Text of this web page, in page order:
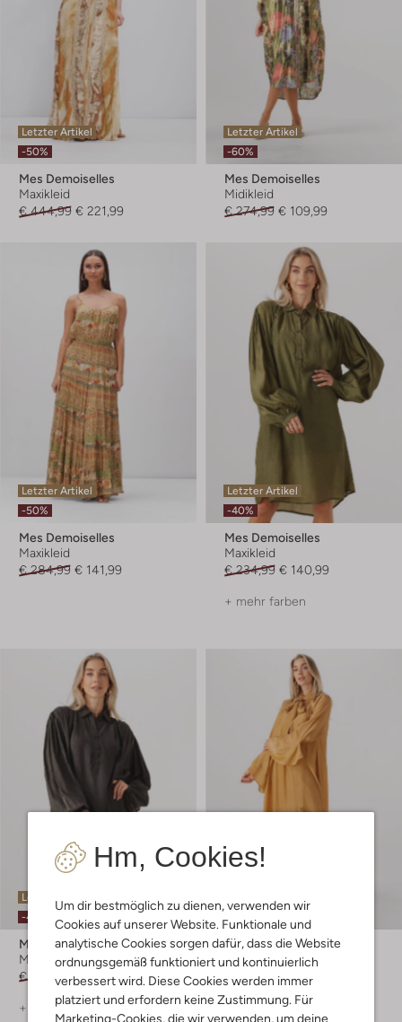
Hm, Cookies!
Um dir bestmöglich zu dienen, verwenden wir
Cookies auf unserer Website. Funktionale und
analytische Cookies sorgen dafür, dass die Website
ordnungsgemäß funktioniert und kontinuierlich
verbessert wird. Diese Cookies werden immer
platziert und erfordern keine Zustimmung. Für
Marketing-Cookies, die wir verwenden, um deine
Letzter Artikel
-50%
Mes Demoiselles
Maxikleid
€ 444,99 € 221,99
Letzter Artikel
-60%
Mes Demoiselles
Midikleid
€ 274,99 € 109,99
Letzter Artikel
-50%
Mes Demoiselles
Maxikleid
€ 284,99 € 141,99
Letzter Artikel
-40%
Mes Demoiselles
Maxikleid
€ 234,99 € 140,99
+ mehr farben
Letzter Artikel
-40%
Mes Demoiselles
Maxikleid
€ 234,99 € 140,99
+ mehr farben
-50%
Mes Demoiselles
Maxikleid
€ 384,99 € 191,99